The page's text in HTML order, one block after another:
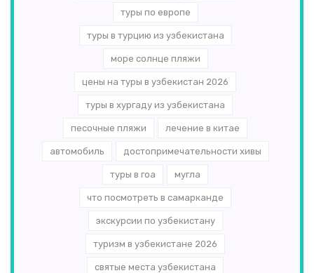
туры по европе
туры в турцию из узбекистана
море солнце пляжи
цены на туры в узбекистан 2026
туры в хургаду из узбекистана
песочные пляжи лечение в китае
автомобиль достопримечательности хивы
туры в гоа мугла
что посмотреть в самарканде
экскурсии по узбекистану
туризм в узбекистане 2026
святые места узбекистана